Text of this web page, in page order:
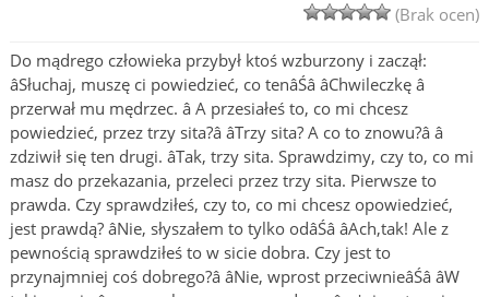
(Brak ocen)
Do mądrego człowieka przybył ktoś wzburzony i zaczął:
âSłuchaj, muszę ci powiedzieć, co tenâŚâ âChwileczkę â
przerwał mu mędrzec. â A przesiałeś to, co mi chcesz
powiedzieć, przez trzy sita?â âTrzy sita? A co to znowu?â â
zdziwił się ten drugi. âTak, trzy sita. Sprawdzimy, czy to, co mi
masz do przekazania, przeleci przez trzy sita. Pierwsze to
prawda. Czy sprawdziłeś, czy to, co mi chcesz opowiedzieć,
jest prawdą? âNie, słyszałem to tylko odâŚâ âAch,tak! Ale z
pewnością sprawdziłeś to w sicie dobra. Czy jest to
przynajmniej coś dobrego?â âNie, wprost przeciwnieâŚâ âW